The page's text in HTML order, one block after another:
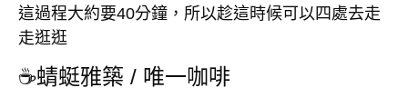
這過程大約要40分鐘，所以趁這時候可以四處去走
走逛逛
☕蜻蜓雅築 / 唯一咖啡